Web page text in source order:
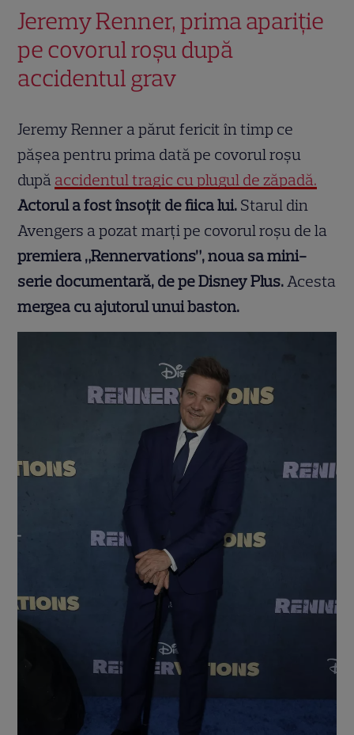
Jeremy Renner, prima apariție
pe covorul roșu după
accidentul grav
Jeremy Renner a părut fericit în timp ce
pășea pentru prima dată pe covorul roșu
după accidentul tragic cu plugul de zăpadă.
Actorul a fost însoțit de fiica lui. Starul din
Avengers a pozat marți pe covorul roșu de la
premiera „Rennervations”, noua sa mini-
serie documentară, de pe Disney Plus.Acesta
mergea cu ajutorul unui baston.